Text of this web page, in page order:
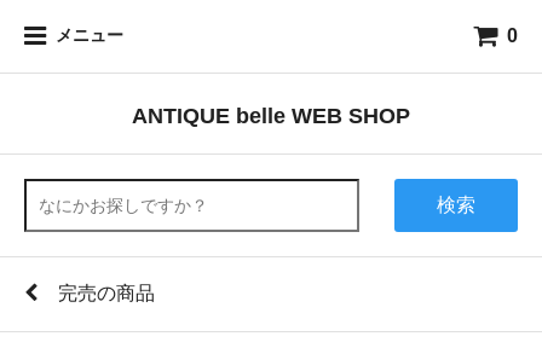
メニュー 0
ANTIQUE belle WEB SHOP
検索
完売の商品